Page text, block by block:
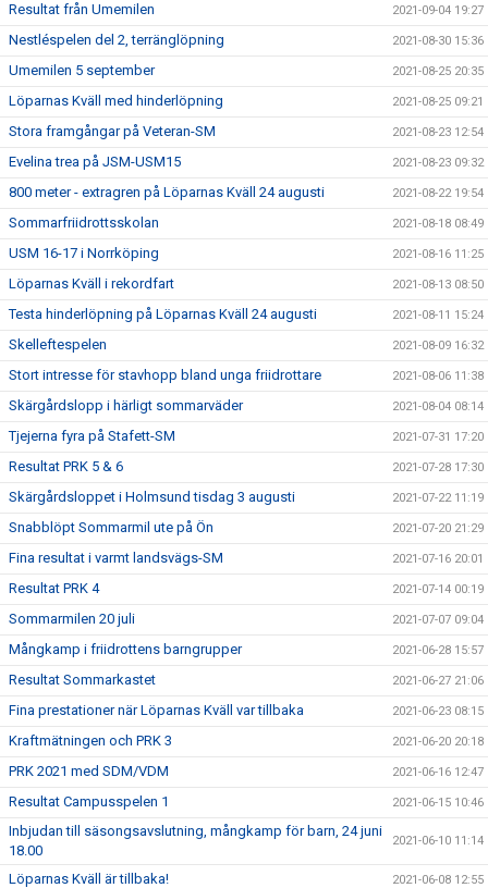
Resultat från Umemilen 2021-09-04 19:27
Nestléspelen del 2, terränglöpning 2021-08-30 15:36
Umemilen 5 september 2021-08-25 20:35
Löparnas Kväll med hinderlöpning 2021-08-25 09:21
Stora framgångar på Veteran-SM 2021-08-23 12:54
Evelina trea på JSM-USM15 2021-08-23 09:32
800 meter - extragren på Löparnas Kväll 24 augusti 2021-08-22 19:54
Sommarfriidrottsskolan 2021-08-18 08:49
USM 16-17 i Norrköping 2021-08-16 11:25
Löparnas Kväll i rekordfart 2021-08-13 08:50
Testa hinderlöpning på Löparnas Kväll 24 augusti 2021-08-11 15:24
Skelleftespelen 2021-08-09 16:32
Stort intresse för stavhopp bland unga friidrottare 2021-08-06 11:38
Skärgårdslopp i härligt sommarväder 2021-08-04 08:14
Tjejerna fyra på Stafett-SM 2021-07-31 17:20
Resultat PRK 5 & 6 2021-07-28 17:30
Skärgårdsloppet i Holmsund tisdag 3 augusti 2021-07-22 11:19
Snabblöpt Sommarmil ute på Ön 2021-07-20 21:29
Fina resultat i varmt landsvägs-SM 2021-07-16 20:01
Resultat PRK 4 2021-07-14 00:19
Sommarmilen 20 juli 2021-07-07 09:04
Mångkamp i friidrottens barngrupper 2021-06-28 15:57
Resultat Sommarkastet 2021-06-27 21:06
Fina prestationer när Löparnas Kväll var tillbaka 2021-06-23 08:15
Kraftmätningen och PRK 3 2021-06-20 20:18
PRK 2021 med SDM/VDM 2021-06-16 12:47
Resultat Campusspelen 1 2021-06-15 10:46
Inbjudan till säsongsavslutning, mångkamp för barn, 24 juni
18.00
2021-06-10 11:14
Löparnas Kväll är tillbaka! 2021-06-08 12:55